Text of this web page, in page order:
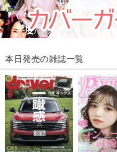
本日発売の雑誌一覧